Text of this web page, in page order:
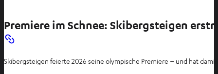
Premiere im Schnee: Skibergsteigen
Skibergsteigen feierte 2026 seine olympische Premiere – und hat